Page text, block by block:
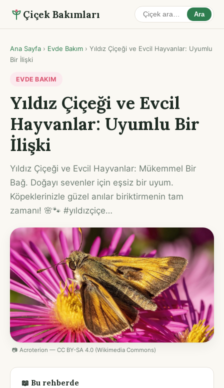
Çiçek Bakımları Ara
Ana Sayfa › Evde Bakım › Yıldız Çiçeği ve Evcil Hayvanlar: Uyumlu
Bir İlişki
EVDE BAKIM
Yıldız Çiçeği ve Evcil
Hayvanlar: Uyumlu Bir
İlişki
Yıldız Çiçeği ve Evcil Hayvanlar: Mükemmel Bir
Bağ. Doğayı sevenler için eşsiz bir uyum.
Köpeklerinizle güzel anılar biriktirmenin tam
zamanı! 🌸🐾 #yıldızçiçe…
📷 Acroterion — CC BY-SA 4.0 (Wikimedia Commons)
📖 Bu rehberde